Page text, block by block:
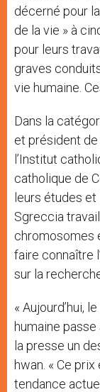
décerné pour
de la vie » à
pour leurs
graves
vie humaine.
Dans la
et président de
l’Institut
catholique de
leurs études
Sgreccia
chromosomes
faire connaître
sur la
« Aujourd’hui,
humaine
la presse un
hwan. « Ce
tendance